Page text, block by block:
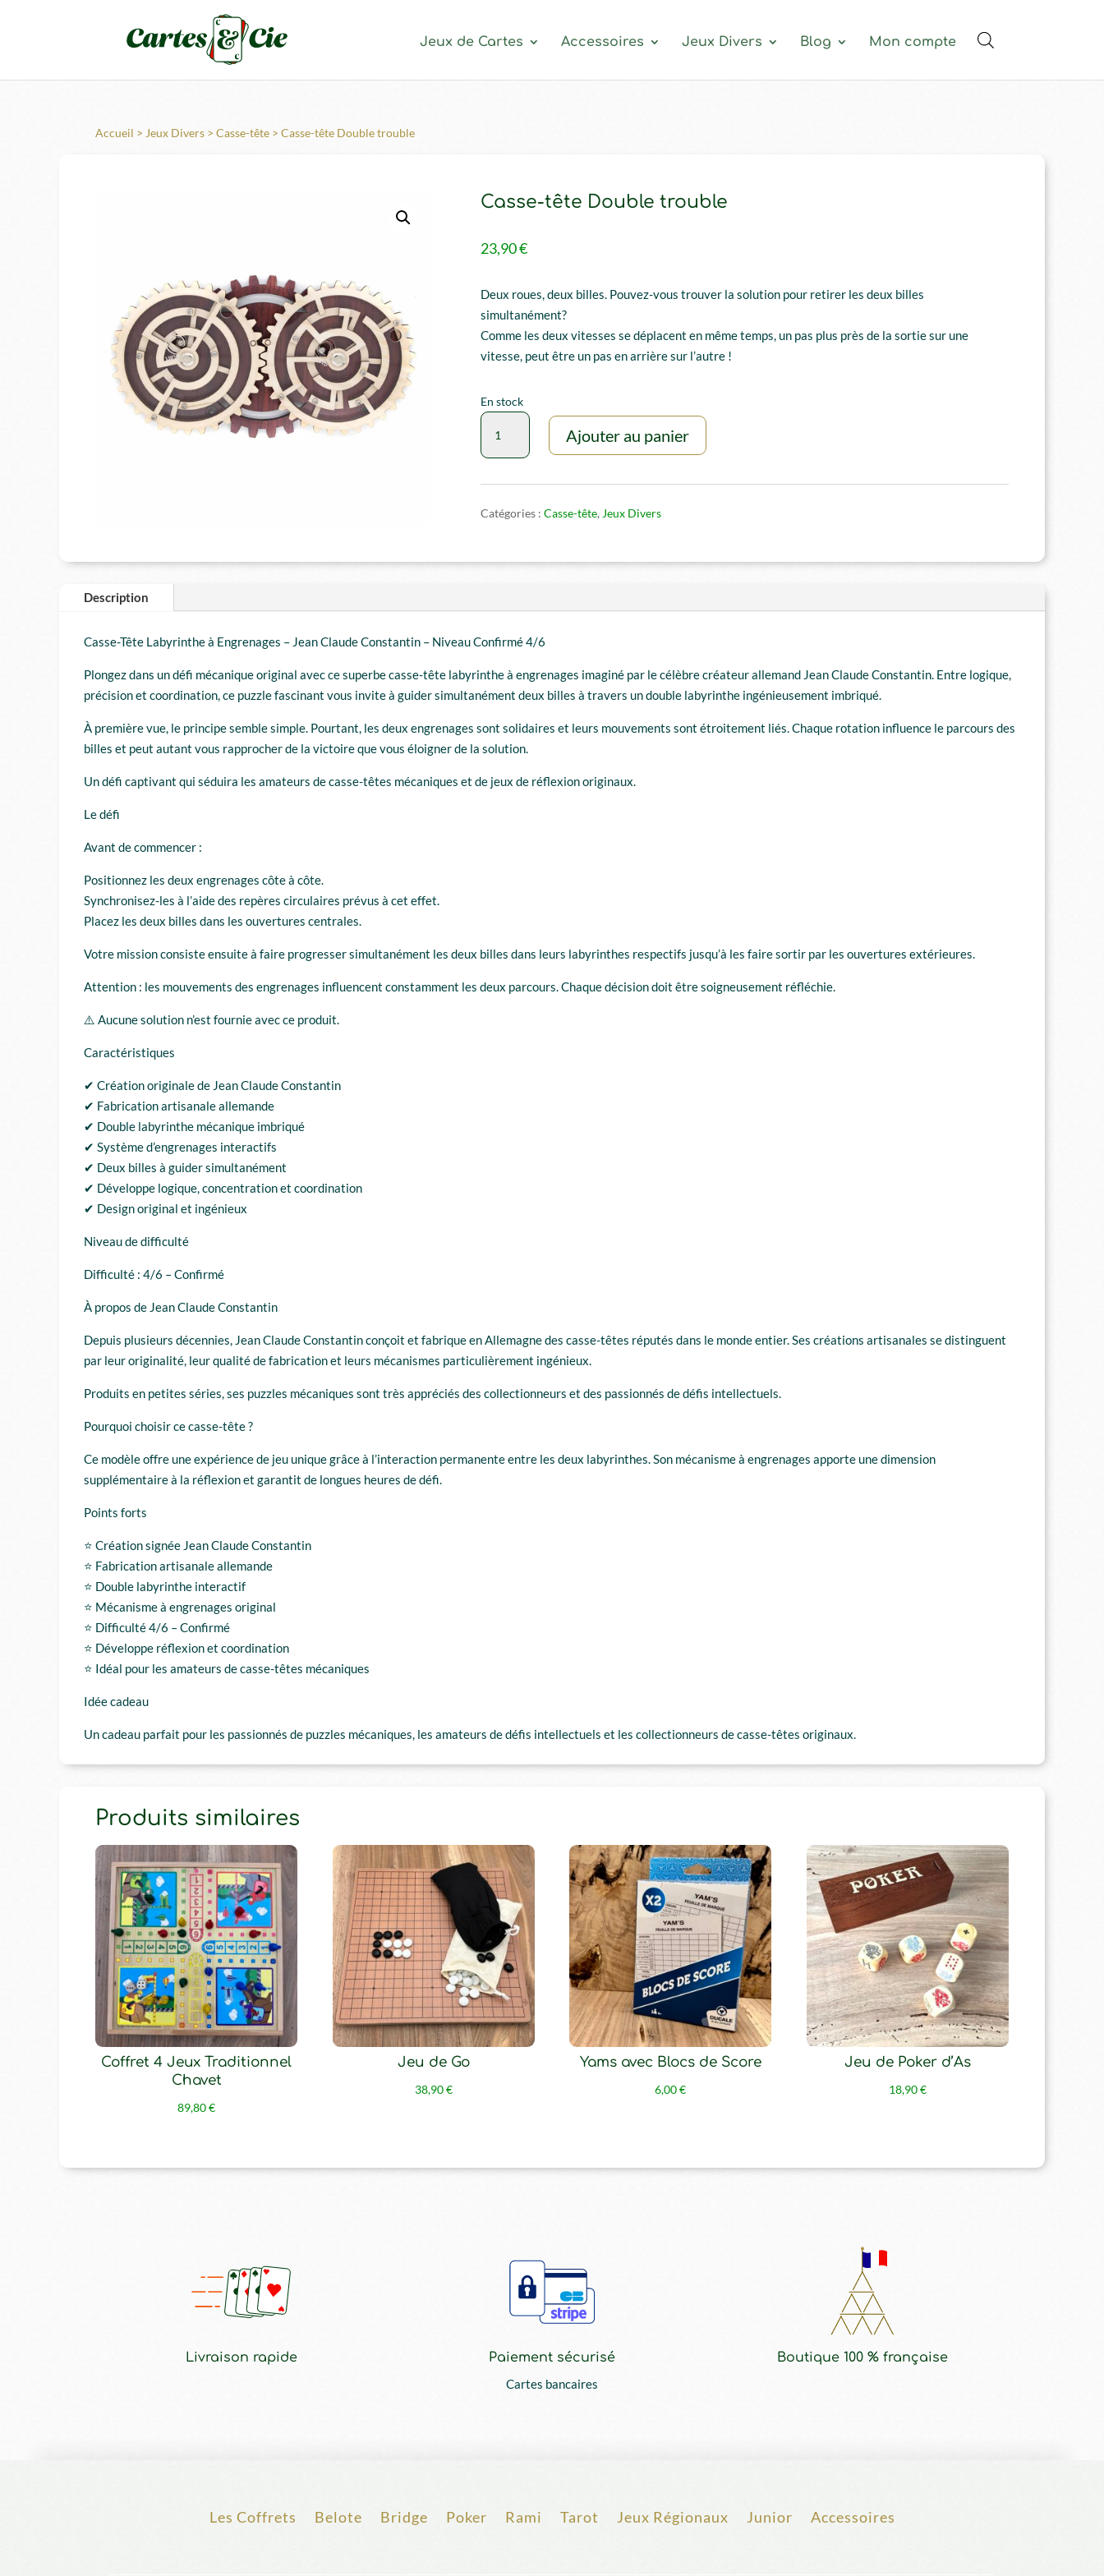
Jeux de Cartes Accessoires Jeux Divers Blog Mon compte
Accueil > Jeux Divers > Casse-tête > Casse-tête Double trouble
Casse-tête Double trouble
23,90€
Deux roues, deux billes. Pouvez-vous trouver la solution pour retirer les deux billes
simultanément?
Comme les deux vitesses se déplacent en même temps, un pas plus près de la sortie sur une
vitesse, peut être un pas en arrière sur l’autre !
En stock
quantité
Casse-
tête
trouble
Ajouter au panier
Catégories :Casse-tête, Jeux Divers
Description
Casse-Tête Labyrinthe à Engrenages – Jean Claude Constantin – Niveau Confirmé 4/6
Plongez dans un défi mécanique original avec ce superbe casse-tête labyrinthe à engrenages imaginé par le célèbre créateur allemand Jean Claude Constantin. Entre logique,
précision et coordination, ce puzzle fascinant vous invite à guider simultanément deux billes à travers un double labyrinthe ingénieusement imbriqué.
À première vue, le principe semble simple. Pourtant, les deux engrenages sont solidaires et leurs mouvements sont étroitement liés. Chaque rotation influence le parcours des
billes et peut autant vous rapprocher de la victoire que vous éloigner de la solution.
Un défi captivant qui séduira les amateurs de casse-têtes mécaniques et de jeux de réflexion originaux.
Le défi
Avant de commencer :
Positionnez les deux engrenages côte à côte.
Synchronisez-les à l’aide des repères circulaires prévus à cet effet.
Placez les deux billes dans les ouvertures centrales.
Votre mission consiste ensuite à faire progresser simultanément les deux billes dans leurs labyrinthes respectifs jusqu’à les faire sortir par les ouvertures extérieures.
Attention : les mouvements des engrenages influencent constamment les deux parcours. Chaque décision doit être soigneusement réfléchie.
⚠️ Aucune solution n’est fournie avec ce produit.
Caractéristiques
✔ Création originale de Jean Claude Constantin
✔ Fabrication artisanale allemande
✔ Double labyrinthe mécanique imbriqué
✔ Système d’engrenages interactifs
✔ Deux billes à guider simultanément
✔ Développe logique, concentration et coordination
✔ Design original et ingénieux
Niveau de difficulté
Difficulté : 4/6 – Confirmé
À propos de Jean Claude Constantin
Depuis plusieurs décennies, Jean Claude Constantin conçoit et fabrique en Allemagne des casse-têtes réputés dans le monde entier. Ses créations artisanales se distinguent
par leur originalité, leur qualité de fabrication et leurs mécanismes particulièrement ingénieux.
Produits en petites séries, ses puzzles mécaniques sont très appréciés des collectionneurs et des passionnés de défis intellectuels.
Pourquoi choisir ce casse-tête ?
Ce modèle offre une expérience de jeu unique grâce à l’interaction permanente entre les deux labyrinthes. Son mécanisme à engrenages apporte une dimension
supplémentaire à la réflexion et garantit de longues heures de défi.
Points forts
⭐ Création signée Jean Claude Constantin
⭐ Fabrication artisanale allemande
⭐ Double labyrinthe interactif
⭐ Mécanisme à engrenages original
⭐ Difficulté 4/6 – Confirmé
⭐ Développe réflexion et coordination
⭐ Idéal pour les amateurs de casse-têtes mécaniques
Idée cadeau
Un cadeau parfait pour les passionnés de puzzles mécaniques, les amateurs de défis intellectuels et les collectionneurs de casse-têtes originaux.
Produits similaires
Coffret 4 Jeux Traditionnel
Chavet
89,80€
Jeu de Go
38,90€
Yams avec Blocs de Score
6,00€
Jeu de Poker d’As
18,90€
Livraison rapide
Paiement sécurisé
Cartes bancaires
Boutique 100 % française
Les Coffrets Belote Bridge Poker Rami Tarot Jeux Régionaux Junior Accessoires